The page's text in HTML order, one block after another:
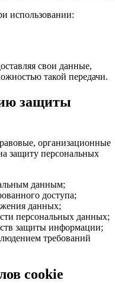
использовании:
свои данные,
такой передачи.
защиты
организационные
защиту персональных
данным;
доступа;
данных;
персональных данных;
защиты информации;
требований
cookie